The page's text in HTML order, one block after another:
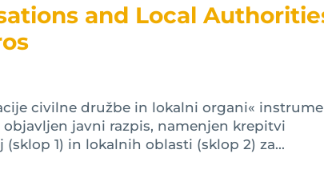
and Local
civilne družbe in lokalni organi«
javni razpis, namenjen krepitvi
1) in lokalnih oblasti (sklop 2) za...